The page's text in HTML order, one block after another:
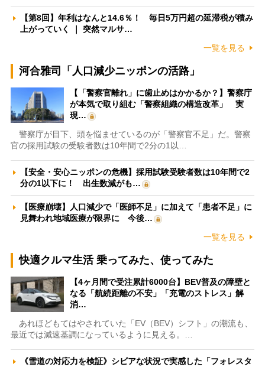
【第8回】年利はなんと14.6％！ 毎日5万円超の延滞税が積み
上がっていく ｜ 突然マルサ…
一覧を見る
河合雅司「人口減少ニッポンの活路」
【「警察官離れ」に歯止めはかかるか？】警察庁
が本気で取り組む「警察組織の構造改革」 実
現…
警察庁が目下、頭を悩ませているのが「警察官不足」だ。警察
官の採用試験の受験者数は10年間で2分の1以…
【安全・安心ニッポンの危機】採用試験受験者数は10年間で2
分の1以下に！ 出生数減がも…
【医療崩壊】人口減少で「医師不足」に加えて「患者不足」に
見舞われ地域医療が限界に 今後…
一覧を見る
快適クルマ生活 乗ってみた、使ってみた
【4ヶ月間で受注累計6000台】BEV普及の障壁と
なる「航続距離の不安」「充電のストレス」解
消…
あれほどもてはやされていた「EV（BEV）シフト」の潮流も、
最近では減速基調になっているように見える。…
《雪道の対応力を検証》シビアな状況で実感した「フォレスタ